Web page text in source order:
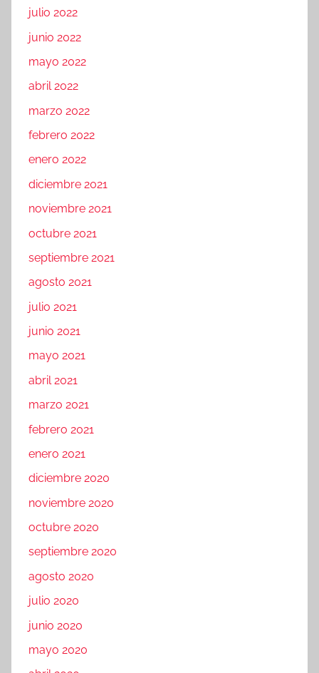
julio 2022
junio 2022
mayo 2022
abril 2022
marzo 2022
febrero 2022
enero 2022
diciembre 2021
noviembre 2021
octubre 2021
septiembre 2021
agosto 2021
julio 2021
junio 2021
mayo 2021
abril 2021
marzo 2021
febrero 2021
enero 2021
diciembre 2020
noviembre 2020
octubre 2020
septiembre 2020
agosto 2020
julio 2020
junio 2020
mayo 2020